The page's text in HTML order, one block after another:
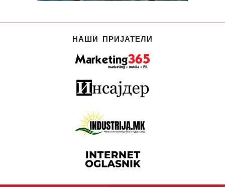
НАШИ ПРИЈАТЕЛИ